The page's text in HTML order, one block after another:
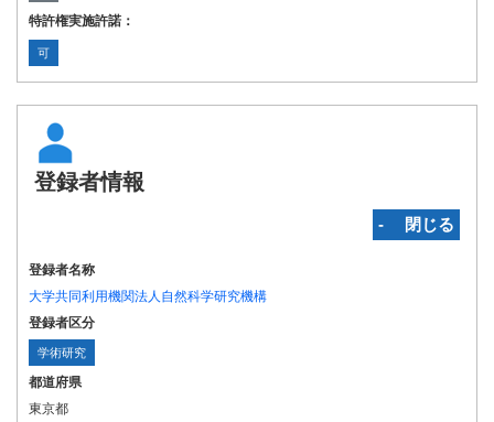
特許権実施許諾：
可
登録者情報
‐ 閉じる
登録者名称
大学共同利用機関法人自然科学研究機構
登録者区分
学術研究
都道府県
東京都